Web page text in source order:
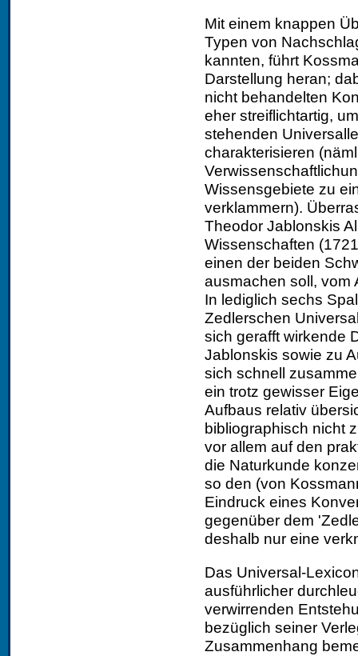
Mit einem knappen
Typen von
kannten, führt
Darstellung heran;
nicht behandelten
eher streiflichtartig,
stehenden
charakterisieren
Wissensgebiete zu
verklammern).
Theodor Jablonskis
Wissenschaften
einen der beiden
ausmachen soll, vom
In lediglich sechs
Zedlerschen
sich gerafft wirkende
Jablonskis sowie zu
sich schnell
ein trotz gewisser
Aufbaus relativ
bibliographisch nicht
vor allem auf den
die Naturkunde
so den (von
Eindruck eines
gegenüber dem
deshalb nur eine
Das Universal-
ausführlicher
verwirrenden
bezüglich seiner
Zusammenhang